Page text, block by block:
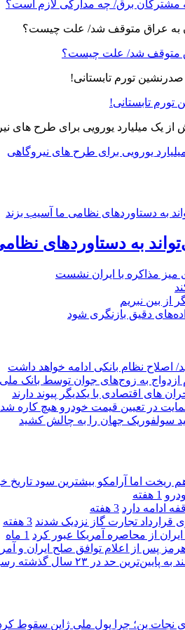
مشترکان برق/ چه مدارکی لازم است؟
متوقف شد/ علت چیست؟
یورویی برای طرح های نیروگاهی
به دستاوردهای
اصلاح نظام بانکی ادامه خواهد داشت
اقتصادی با یکدیگر پیوند دارند
در تعیین قیمت خودرو هیچ کاره
سولفوریک جهان را به چالش کشید
ریخت اما آرامکو بیشترین سود تاریخ
1 هفته
ادامه دارد 3 هفته
قرارداد تجارت گاز نزدیک شدند 3 هفته
1 ماه
پس از اعلام توافق صلح ایران و
حد در ۲۳ سال گذشته رسید
نجات ین؛ چرا پول ملی ژاپن سقوط